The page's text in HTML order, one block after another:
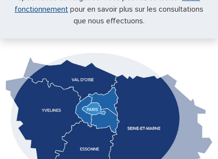
fonctionnement pour en savoir plus sur les consultations
que nous effectuons.